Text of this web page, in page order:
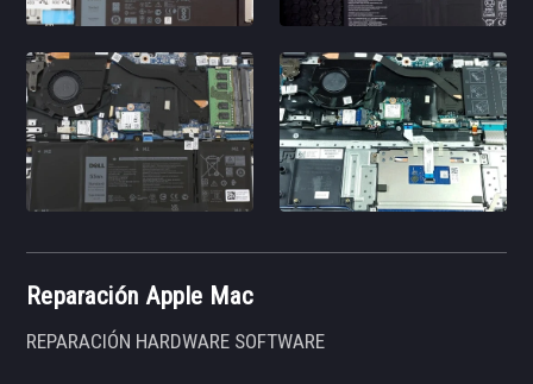
Reparación Apple Mac
REPARACIÓN HARDWARE SOFTWARE